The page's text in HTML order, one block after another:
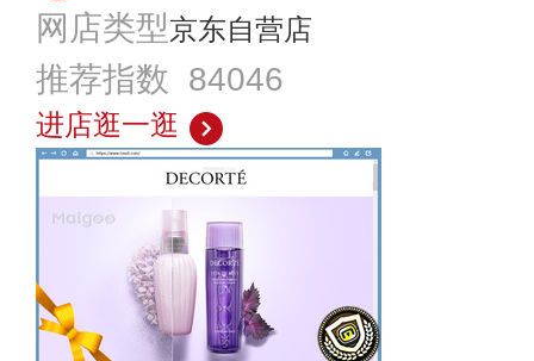
网店类型京东自营店
推荐指数 84046
进店逛一逛